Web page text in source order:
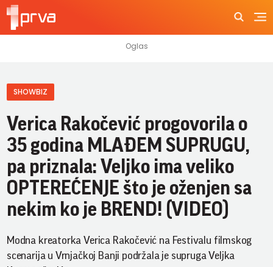
SHOWBIZ
Verica Rakočević progovorila o
35 godina MLAĐEM SUPRUGU,
pa priznala: Veljko ima veliko
OPTEREĆENJE što je oženjen sa
nekim ko je BREND! (VIDEO)
Modna kreatorka Verica Rakočević na Festivalu filmskog
scenarija u Vrnjačkoj Banji podržala je supruga Veljka